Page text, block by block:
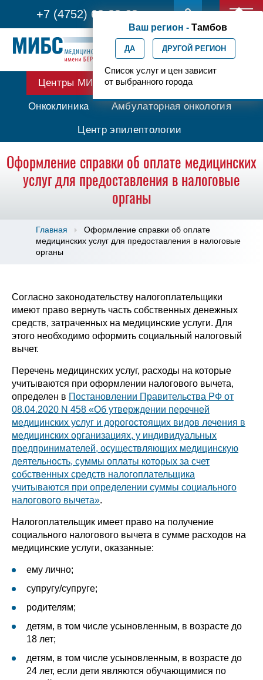
+7 (4752) 63-33-63
Ваш регион - Тамбов
ДА ДРУГОЙ РЕГИОН
Список услуг и цен зависит
от выбранного города
Центры МИБС Протонная терапия
Онкоклиника Амбулаторная онкология
Центр эпилептологии
Оформление справки об оплате медицинских
услуг для предоставления в налоговые
органы
Главная
Оформление справки об оплате
медицинских услуг для предоставления в налоговые
органы
Согласно законодательству налогоплательщики
имеют право вернуть часть собственных денежных
средств, затраченных на медицинские услуги. Для
этого необходимо оформить социальный налоговый
вычет.
Перечень медицинских услуг, расходы на которые
учитываются при оформлении налогового вычета,
определен в Постановлении Правительства РФ от
08.04.2020 N 458 «Об утверждении перечней
медицинских услуг и дорогостоящих видов лечения в
медицинских организациях, у индивидуальных
предпринимателей, осуществляющих медицинскую
деятельность, суммы оплаты которых за счет
собственных средств налогоплательщика
учитываются при определении суммы социального
налогового вычета».
Налогоплательщик имеет право на получение
социального налогового вычета в сумме расходов на
медицинские услуги, оказанные:
ему лично;
супругу/супруге;
родителям;
детям, в том числе усыновленным, в возрасте до
18 лет;
детям, в том числе усыновленным, в возрасте до
24 лет, если дети являются обучающимися по